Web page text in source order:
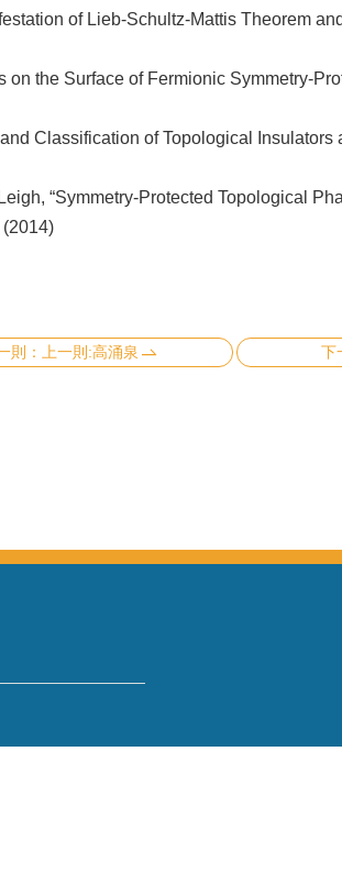
of Lieb-Schultz-Mattis Theorem
on the Surface of Fermionic Symmetry-
Classification of Topological Insulators
“Symmetry-Protected Topological
(2014)
上一則:高涌泉